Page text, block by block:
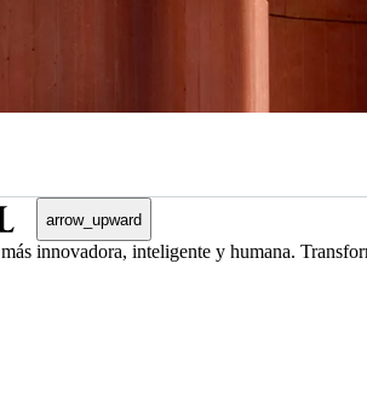
arrow_upward
innovadora, inteligente y humana.